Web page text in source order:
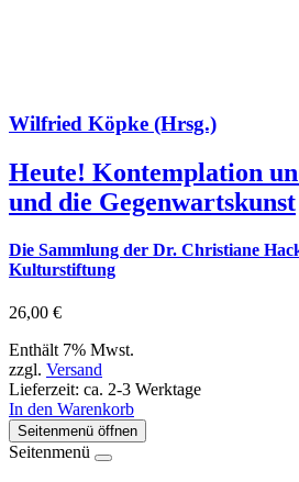
Wilfried Köpke (Hrsg.)
Heute! Kontemplation
und die Gegenwartskunst
Die Sammlung der Dr. Christiane
Kulturstiftung
26,00 €
Enthält 7% Mwst.
zzgl. Versand
Lieferzeit: ca. 2-3 Werktage
In den Warenkorb
Seitenmenü öffnen
Seitenmenü